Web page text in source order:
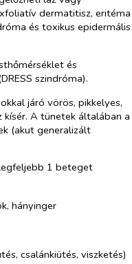
dermatitisz, eritéma
és toxikus epidermális
és
szindróma).
járó vörös, pikkelyes,
A tünetek általában a
(akut generalizált
1 beteget
hányinger
csalánkiütés, viszketés)